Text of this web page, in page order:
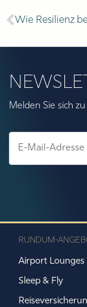
Melden Sie sich
RUNDUM-
Airport Lounges
Sleep & Fly